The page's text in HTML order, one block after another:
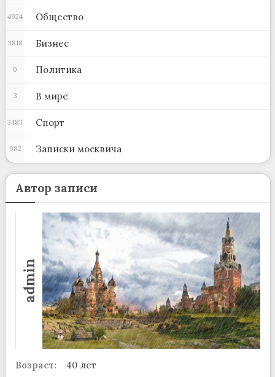
Общество
4924
Бизнес
3818
Политика
0
В мире
3
Спорт
3483
Записки москвича
982
Автор записи
admin
Возраст:
40 лет